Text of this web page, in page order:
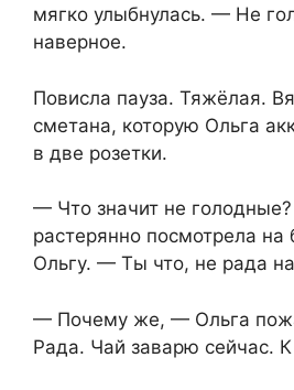
мягко улыбнулась. — Не
наверное.
Повисла пауза. Тяжёлая.
сметана, которую Ольга
в две розетки.
— Что значит не
растерянно посмотрела на
Ольгу. — Ты что, не рада
— Почему же, — Ольга
Рада. Чай заварю сейчас.